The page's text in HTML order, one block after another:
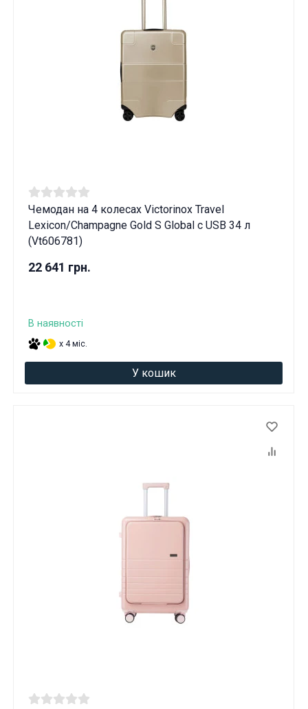
Чемодан на 4 колесах Victorinox Travel
Lexicon/Champagne Gold S Global с USB 34 л
(Vt606781)
22 641 грн.
В наявності
x 4 міс.
У кошик